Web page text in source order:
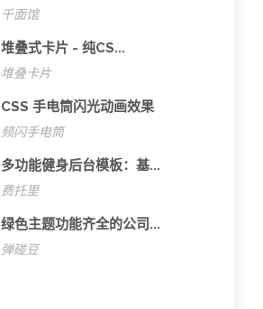
千面馆
堆叠式卡片 - 纯CS...
堆叠卡片
CSS 手电筒闪光动画效果
频闪手电筒
多功能健身后台模板：基...
费托里
绿色主题功能齐全的公司...
弹碰豆